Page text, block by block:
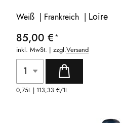
Weiß | Frankreich | Loire
85,00 €
inkl. MwSt. | zzgl.Versand
0,75L | 113,33 €/1L